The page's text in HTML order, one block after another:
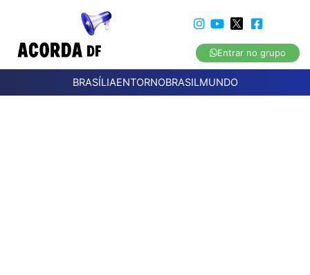
Entrar no grupo
BRASÍLIAENTORNOBRASILMUNDO